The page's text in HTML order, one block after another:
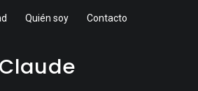
Quién soy Contacto